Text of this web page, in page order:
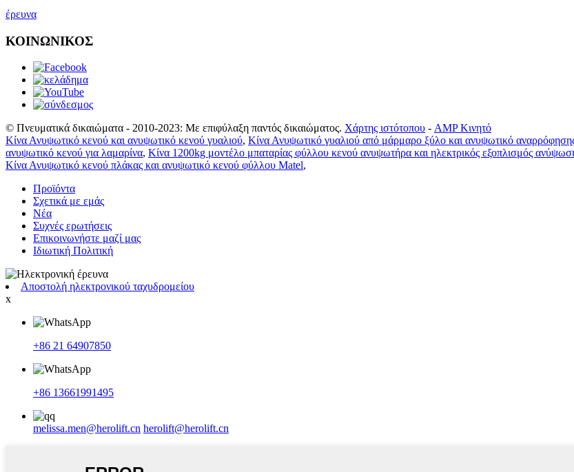
έρευνα
ΚΟΙΝΩΝΙΚΟΣ
© Πνευματικά δικαιώματα - 2010-2023: Με επιφύλαξη παντός δικαιώματος. Χάρτης ιστότοπου - AMP Κινητό
Κίνα Ανυψωτικό κενού και ανυψωτικό κενού γυαλιού, Κίνα Ανυψωτικό γυαλιού από μάρμαρο ξύλο και ανυψωτικό
ανυψωτικό κενού για λαμαρίνα, Κίνα 1200kg μοντέλο μπαταρίας φύλλου κενού ανυψωτήρα και ηλεκτρικός εξοπλισμός
Κίνα Ανυψωτικό κενού πλάκας και ανυψωτικό κενού φύλλου Matel,
Προϊόντα
Σχετικά με εμάς
Νέα
Συχνές ερωτήσεις
Επικοινωνήστε μαζί μας
Ιδιωτική Πολιτική
Αποστολή ηλεκτρονικού ταχυδρομείου
x
+86 21 64907850
+86 13661991495
melissa.men@herolift.cn herolift@herolift.cn